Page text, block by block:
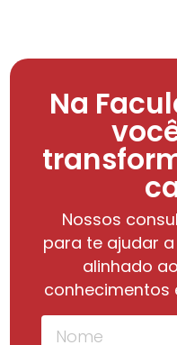
Na
Nossos
para te ajudar
alinhado
conhecimentos